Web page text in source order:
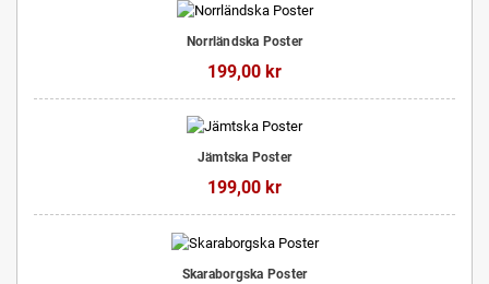
Norrländska Poster
199,00 kr
Jämtska Poster
199,00 kr
Skaraborgska Poster